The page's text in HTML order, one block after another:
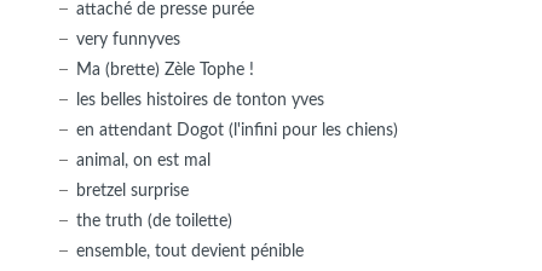
attaché de presse purée
very funnyves
Ma (brette) Zèle Tophe !
les belles histoires de tonton yves
en attendant Dogot (l'infini pour les chiens)
animal, on est mal
bretzel surprise
the truth (de toilette)
ensemble, tout devient pénible